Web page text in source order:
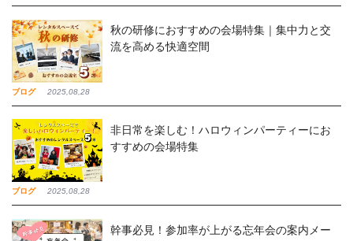
ブログ 2025,08,28
秋の研修におすすめの会場特集｜集中力と交
流を高める快適空間
ブログ 2025,08,28
非日常を楽しむ！ハロウィンパーティーにお
すすめの会場特集
幹事必見！参加率が上がる忘年会の案内メー